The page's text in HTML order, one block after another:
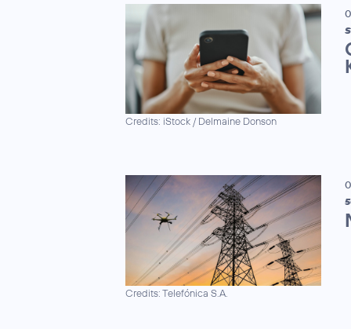
Credits: iStock / Delmaine Donson
Credits: Telefónica S.A.